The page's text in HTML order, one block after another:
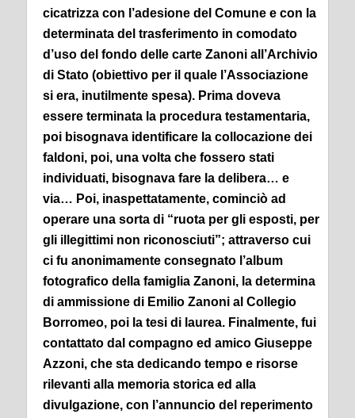
cicatrizza con l’adesione del Comune e con la
determinata del trasferimento in comodato
d’uso del fondo delle carte Zanoni all’Archivio
di Stato (obiettivo per il quale l’Associazione
si era, inutilmente spesa). Prima doveva
essere terminata la procedura testamentaria,
poi bisognava identificare la collocazione dei
faldoni, poi, una volta che fossero stati
individuati, bisognava fare la delibera… e
via… Poi, inaspettatamente, cominciò ad
operare una sorta di “ruota per gli esposti, per
gli illegittimi non riconosciuti”; attraverso cui
ci fu anonimamente consegnato l’album
fotografico della famiglia Zanoni, la determina
di ammissione di Emilio Zanoni al Collegio
Borromeo, poi la tesi di laurea. Finalmente, fui
contattato dal compagno ed amico Giuseppe
Azzoni, che sta dedicando tempo e risorse
rilevanti alla memoria storica ed alla
divulgazione, con l’annuncio del reperimento